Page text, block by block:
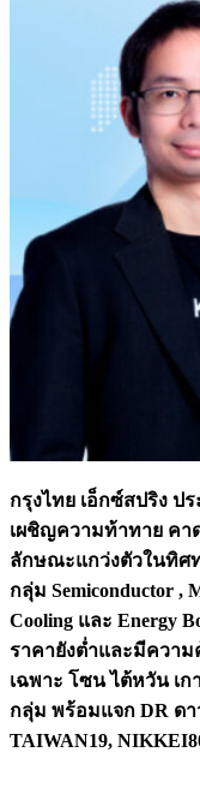
กรุงไทย เอ็กซ์สปริง ป
เผชิญความท้าทาย ค
ลักษณะแกว่งตัวในทิศ
กลุ่ม Semiconductor ,
Cooling และ Energy
ราคายังต่ำและมีควา
เฉพาะ โซน ไต้หวัน เ
กลุ่ม พร้อมแจก DR ดา
TAIWAN19,